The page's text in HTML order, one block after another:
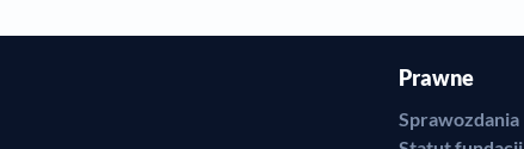
Prawne
Sprawozdania